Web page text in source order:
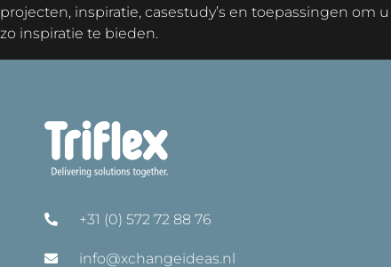
projecten, inspiratie, casestudy’s en toepassingen om u
zo inspiratie te bieden.
+31 (0) 572 72 88 76
info@xchangeideas.nl